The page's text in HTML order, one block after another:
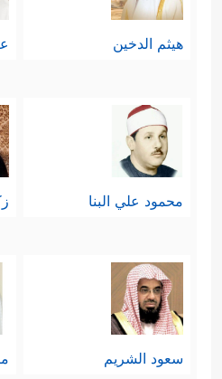
﴿١٢﴾
یَدۡعُواْ لَمَن ضَرُّهُۥۤ
ٱلۡمَوۡلَىٰ وَلَبِئۡسَ ٱلۡعَشِیرُ﴾
وصورة الحس:
أما العقلُ؛ فإن إيجاد
على إمكانيَّة
﴿یَــٰۤـأَیُّهَا ٱلنَّاسُ
فَإِنَّا خَلَقۡنَـٰكُم مِّن تُرَابࣲ﴾
دَورة النبات التي
هيثم الدخين
محمود علي البنا
سعود الشريم